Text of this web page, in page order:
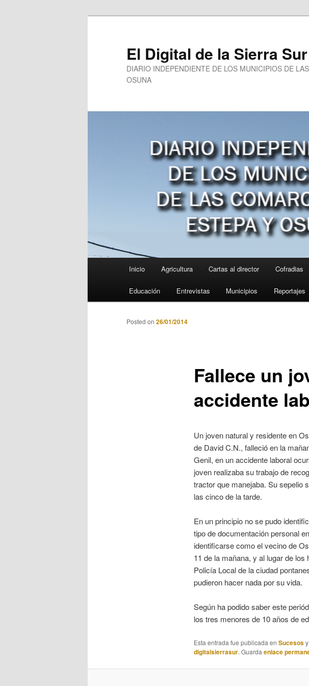
El Digital de la Sierra
DIARIO INDEPENDIENTE DE LOS MUNICIPIOS DE
OSUNA
Inicio Agricultura Cartas al director Cofradias
Educación Entrevistas Municipios Reportajes
Fallece un
accidente
Posted on 26/01/2014
Un joven natural y residente en
de David C.N., falleció en la
Genil, en un accidente laboral
joven realizaba su trabajo de
tractor que manejaba. Su sepelio
las cinco de la tarde.
En un principio no se pudo
tipo de documentación personal
identificarse como el vecino de
11 de la mañana, y al lugar de
Policía Local de la ciudad
pudieron hacer nada por su vida.
Según ha podido saber este
los tres menores de 10 años de
Esta entrada fue publicada en Sucesosy
digitalsierrasur. Guarda enlace